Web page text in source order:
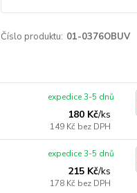
Číslo produktu: 01-0376OBUV
180 Kč/ks
149 Kč bez DPH
expedice 3-5 dnů
215 Kč/ks
178 Kč bez DPH
expedice 3-5 dnů